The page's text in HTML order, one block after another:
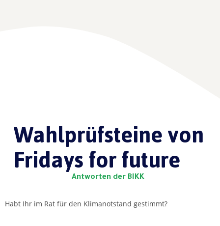
Wahlprüfsteine von
Fridays for future
Antworten der BIKK
Habt Ihr im Rat für den Klimanotstand gestimmt?